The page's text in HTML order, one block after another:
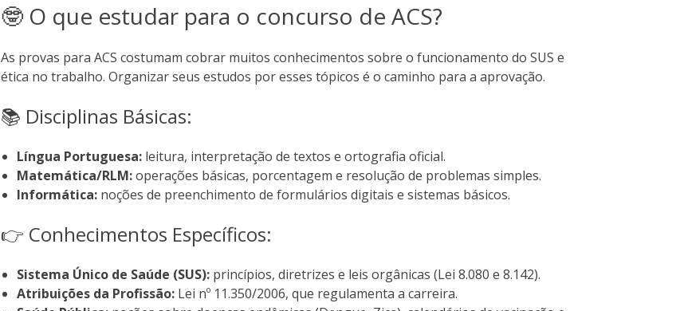
🤓 O que estudar para o concurso de ACS?
As provas para ACS costumam cobrar muitos conhecimentos sobre o funcionamento do SUS e
ética no trabalho. Organizar seus estudos por esses tópicos é o caminho para a aprovação.
📚 Disciplinas Básicas:
Língua Portuguesa: leitura, interpretação de textos e ortografia oficial.
Matemática/RLM:operações básicas, porcentagem e resolução de problemas simples.
Informática: noções de preenchimento de formulários digitais e sistemas básicos.
👉 Conhecimentos Específicos:
Sistema Único de Saúde (SUS): princípios, diretrizes e leis orgânicas (Lei 8.080 e 8.142).
Atribuições da Profissão: Lei nº 11.350/2006, que regulamenta a carreira.